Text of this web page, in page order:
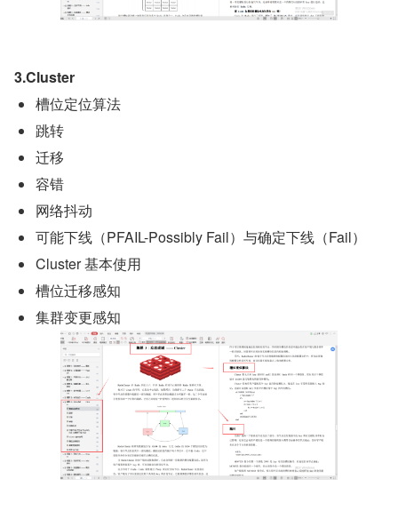
3.Cluster
槽位定位算法
跳转
迁移
容错
网络抖动
可能下线（PFAIL-Possibly Fail）与确定下线（Fail）
Cluster 基本使用
槽位迁移感知
集群变更感知